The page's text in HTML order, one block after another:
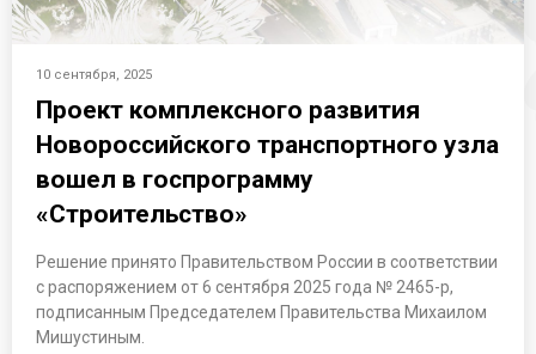
10 сентября, 2025
Проект комплексного развития
Новороссийского транспортного узла
вошел в госпрограмму
«Строительство»
Решение принято Правительством России в соответствии
с распоряжением от 6 сентября 2025 года № 2465-р,
подписанным Председателем Правительства Михаилом
Мишустиным.